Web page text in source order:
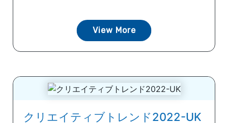
View More
クリエイティブトレンド2022-UK